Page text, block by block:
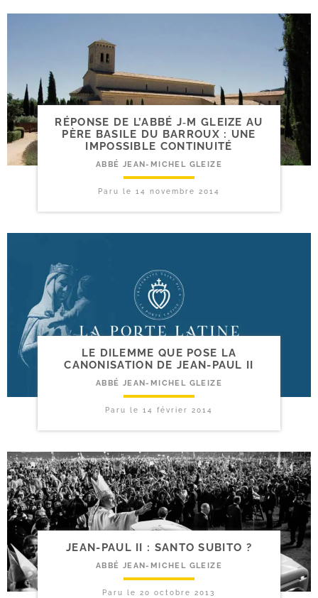
RÉPONSE DE L’ABBÉ J‑M GLEIZE AU
PÈRE BASILE DU BARROUX : UNE
IMPOSSIBLE CONTINUITÉ
ABBÉ JEAN-MICHEL GLEIZE
Paru le 14 novembre 2014
LE DILEMME QUE POSE LA
CANONISATION DE JEAN-​PAUL II
ABBÉ JEAN-MICHEL GLEIZE
Paru le 14 février 2014
JEAN-​PAUL II : SANTO SUBITO ?
ABBÉ JEAN-MICHEL GLEIZE
Paru le20 octobre 2013